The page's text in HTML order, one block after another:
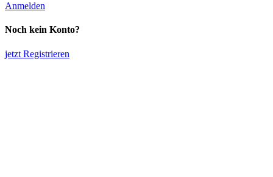
Anmelden
Noch kein Konto?
jetzt Registrieren